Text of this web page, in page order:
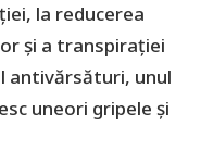
la reducerea
și a transpirației
antivărsături, unul
uneori gripele și